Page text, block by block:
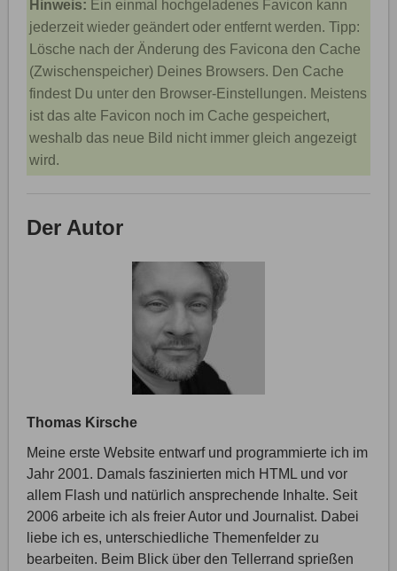
Hinweis: Ein einmal hochgeladenes Favicon kann
jederzeit wieder geändert oder entfernt werden. Tipp:
Lösche nach der Änderung des Favicona den Cache
(Zwischenspeicher) Deines Browsers. Den Cache
findest Du unter den Browser-Einstellungen. Meistens
ist das alte Favicon noch im Cache gespeichert,
weshalb das neue Bild nicht immer gleich angezeigt
wird.
Der Autor
Thomas Kirsche
Meine erste Website entwarf und programmierte ich im
Jahr 2001. Damals faszinierten mich HTML und vor
allem Flash und natürlich ansprechende Inhalte. Seit
2006 arbeite ich als freier Autor und Journalist. Dabei
liebe ich es, unterschiedliche Themenfelder zu
bearbeiten. Beim Blick über den Tellerrand sprießen